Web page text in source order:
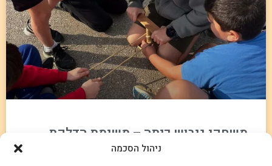
ניהול הסכמה
משחקי גיבוש כיתה – משימת הדלקת